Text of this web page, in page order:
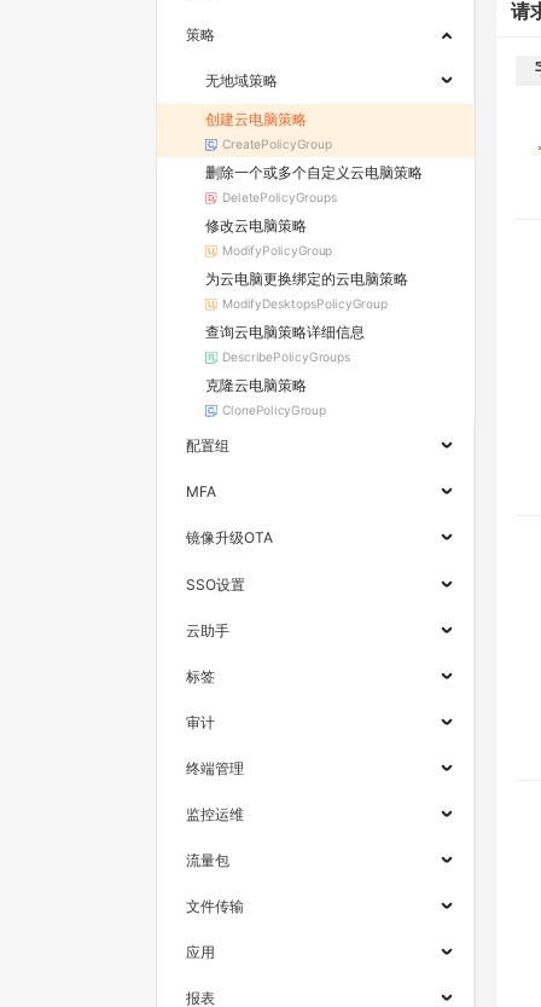
策略
无地域策略
创建云电脑策略
CreatePolicyGroup
删除一个或多个自定义云电脑策略
DeletePolicyGroups
修改云电脑策略
ModifyPolicyGroup
为云电脑更换绑定的云电脑策略
ModifyDesktopsPolicyGroup
查询云电脑策略详细信息
DescribePolicyGroups
克隆云电脑策略
ClonePolicyGroup
配置组
MFA
镜像升级OTA
SSO设置
云助手
标签
审计
终端管理
监控运维
流量包
文件传输
应用
报表
请